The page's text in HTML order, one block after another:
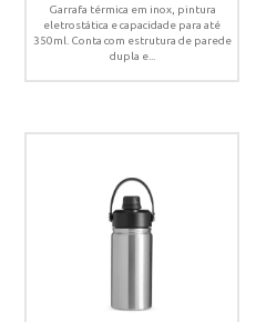
Garrafa térmica em inox, pintura
eletrostática e capacidade para até
350ml. Conta com estrutura de parede
dupla e...